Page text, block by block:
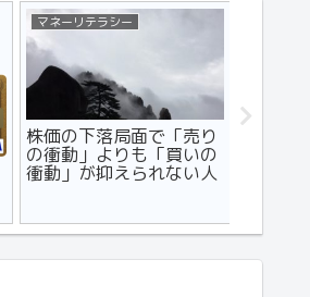
マネーリテラシー
株価の下落局面で「売り
の衝動」よりも「買いの
衝動」が抑えられない人